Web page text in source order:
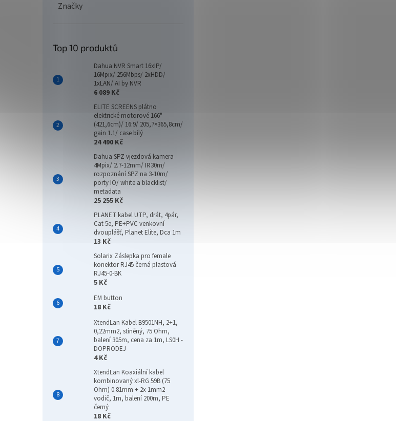
Značky
Top 10 produktů
Dahua NVR Smart 16xIP/
16Mpix/ 256Mbps/ 2xHDD/
1xLAN/ AI by NVR
6 089 Kč
ELITE SCREENS plátno
elektrické motorové 166"
(421,6cm)/ 16:9/ 205,7×365,8cm/
gain 1.1/ case bílý
24 490 Kč
Dahua SPZ vjezdová kamera
4Mpix/ 2.7-12mm/ IR30m/
rozpoznání SPZ na 3-10m/
porty IO/ white a blacklist/
metadata
25 255 Kč
PLANET kabel UTP, drát, 4pár,
Cat 5e, PE+PVC venkovní
dvouplášť, Planet Elite, Dca 1m
13 Kč
Solarix Záslepka pro female
konektor RJ45 černá plastová
RJ45-0-BK
5 Kč
EM button
18 Kč
XtendLan Kabel B9501NH, 2+1,
0,22mm2, stíněný, 75 Ohm,
balení 305m, cena za 1m, LS0H -
DOPRODEJ
4 Kč
XtendLan Koaxiální kabel
kombinovaný xl-RG 59B (75
Ohm) 0.81mm + 2x 1mm2
vodič, 1m, balení 200m, PE
černý
18 Kč